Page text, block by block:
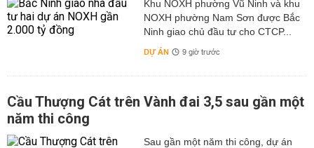
Khu NOXH phường Vũ Ninh và khu
NOXH phường Nam Sơn được Bắc
Ninh giao chủ đầu tư cho CTCP...
DỰ ÁN 9 giờ trước
Cầu Thượng Cát trên Vành đai 3,5 sau gần một
năm thi công
Sau gần một năm thi công, dự án